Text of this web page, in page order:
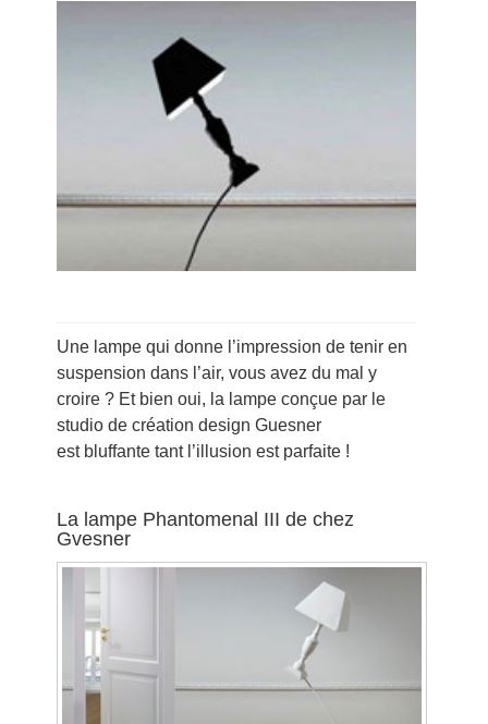
Une lampe qui donne l’impression de tenir en
suspension dans l’air, vous avez du mal y
croire ? Et bien oui, la lampe conçue par le
studio de création design Guesner
est bluffante tant l’illusion est parfaite !
La lampe Phantomenal III de chez
Gvesner